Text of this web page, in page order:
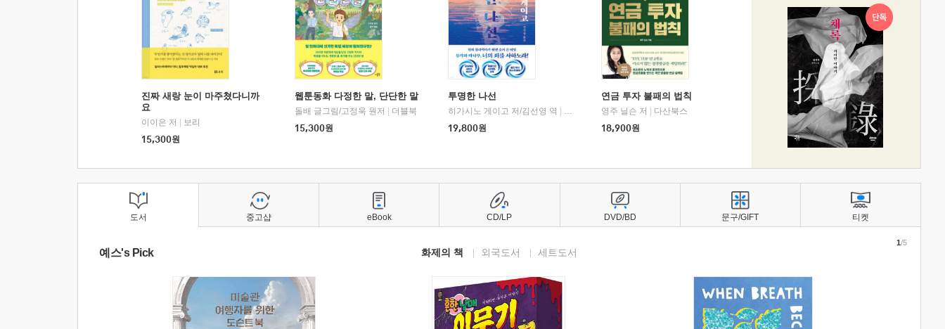
진짜 새랑 눈이 마주쳤다니까
요
이이은 저
보리
15,300원
웹툰동화 다정한 말, 단단한 말
돌배 글그림/고정욱 원저
더블북
15,300원
투명한 나선
히가시노 게이고 저/김선영 역
북다
19,800원
연금 투자 불패의 법칙
영주 닐슨 저
다산북스
18,900원
도서
예스's Pick 화제의 책 외국도서 세트도서
1/5
중고샵 eBook CD/LP DVD/BD 문구/GIFT 티켓